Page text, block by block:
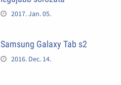
2017. Jan. 05.
Samsung Galaxy Tab s2
2016. Dec. 14.